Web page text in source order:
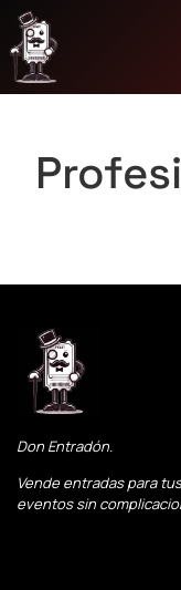
Don Entradón.
Vende entradas para tus
eventos sin